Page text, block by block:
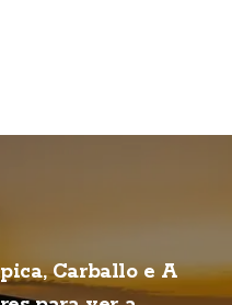
Carballo e A